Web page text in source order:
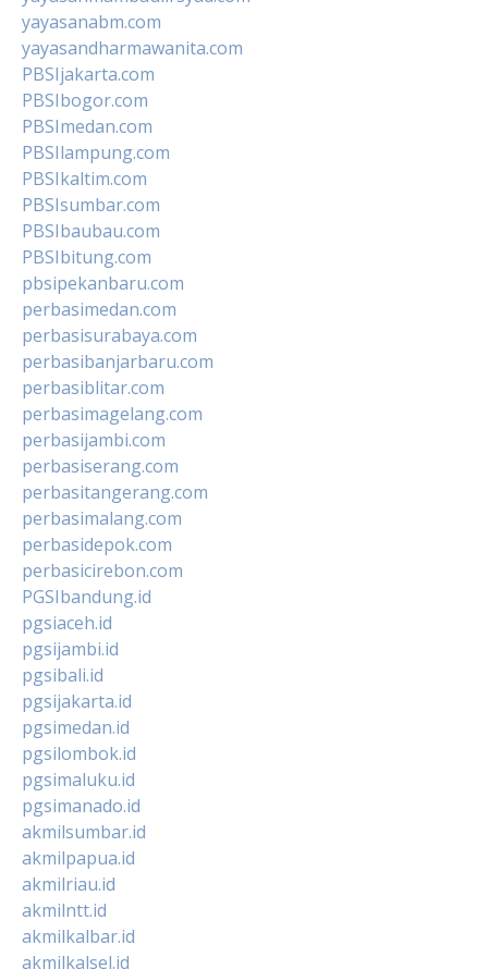
yayasanabm.com
yayasandharmawanita.com
PBSIjakarta.com
PBSIbogor.com
PBSImedan.com
PBSIlampung.com
PBSIkaltim.com
PBSIsumbar.com
PBSIbaubau.com
PBSIbitung.com
pbsipekanbaru.com
perbasimedan.com
perbasisurabaya.com
perbasibanjarbaru.com
perbasiblitar.com
perbasimagelang.com
perbasijambi.com
perbasiserang.com
perbasitangerang.com
perbasimalang.com
perbasidepok.com
perbasicirebon.com
PGSIbandung.id
pgsiaceh.id
pgsijambi.id
pgsibali.id
pgsijakarta.id
pgsimedan.id
pgsilombok.id
pgsimaluku.id
pgsimanado.id
akmilsumbar.id
akmilpapua.id
akmilriau.id
akmilntt.id
akmilkalbar.id
akmilkalsel.id